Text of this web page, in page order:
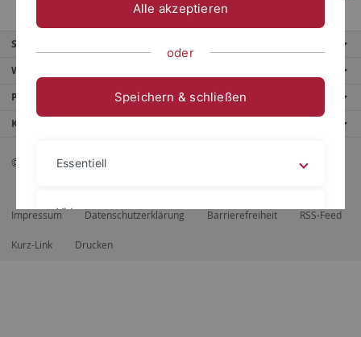
Service
Weitere Angebote
Portale
Kontaktinfo
© 2026 Eberhard Karls Universität Tübingen, Tübingen
Impressum Datenschutzerklärung Barrierefreiheit RSS-Feed
Kurz-Link Drucken
Alle akzeptieren
oder
Speichern & schließen
Essentiell
Videos